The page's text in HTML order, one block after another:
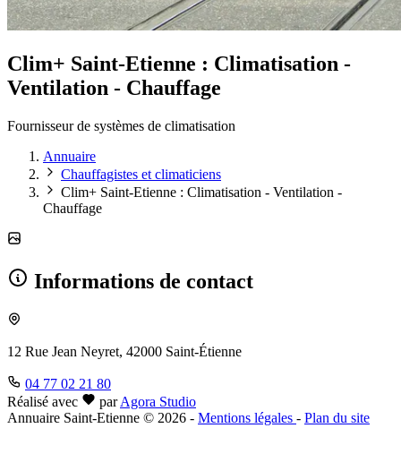
Clim+ Saint-Etienne : Climatisation -
Ventilation - Chauffage
Fournisseur de systèmes de climatisation
Annuaire
Chauffagistes et climaticiens
Clim+ Saint-Etienne : Climatisation - Ventilation -
Chauffage
Informations de contact
12 Rue Jean Neyret, 42000 Saint-Étienne
04 77 02 21 80
Réalisé avec
par Agora Studio
Annuaire Saint-Etienne © 2026 - Mentions légales - Plan du site